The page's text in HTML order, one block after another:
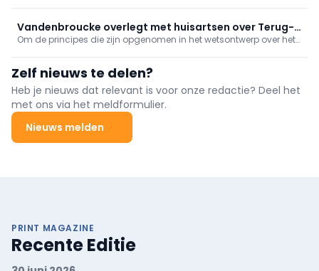
Vandenbroucke overlegt met huisartsen over Terug-
Naar-Werk-beleid
Om de principes die zijn opgenomen in het wetsontwerp over het
overleg met vertegenwoordigers van de huisartsen.
Zelf nieuws te delen?
Heb je nieuws dat relevant is voor onze redactie? Deel het
met ons via het meldformulier.
Nieuws melden
PRINT MAGAZINE
Recente Editie